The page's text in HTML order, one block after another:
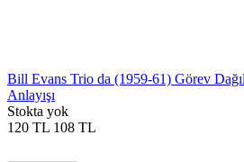
Bill Evans Trio da (1959-61) Görev
Anlayışı
Stokta yok
120 TL 108 TL